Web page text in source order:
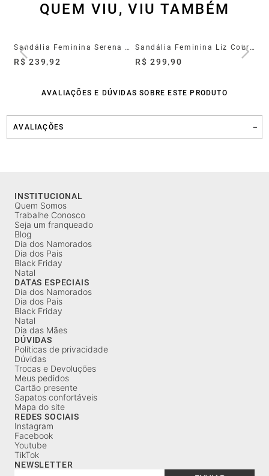
QUEM VIU, VIU TAMBÉM
Sandália Feminina Serena Couro Marrom
R$ 239,92
Sandália Feminina Liz Couro Marrom
R$ 299,90
AVALIAÇÕES E DÚVIDAS SOBRE ESTE PRODUTO
AVALIAÇÕES
INSTITUCIONAL
Quem Somos
Trabalhe Conosco
Seja um franqueado
Blog
Dia dos Namorados
Dia dos Pais
Black Friday
Natal
DATAS ESPECIAIS
Dia dos Namorados
Dia dos Pais
Black Friday
Natal
Dia das Mães
DÚVIDAS
Políticas de privacidade
Dúvidas
Trocas e Devoluções
Meus pedidos
Cartão presente
Sapatos confortáveis
Mapa do site
REDES SOCIAIS
Instagram
Facebook
Youtube
TikTok
NEWSLETTER